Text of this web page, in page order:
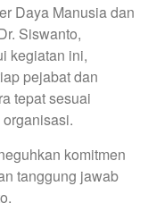
Daya Manusia dan
Siswanto,
kegiatan ini,
pejabat dan
tepat sesuai
komitmen
tanggung jawab